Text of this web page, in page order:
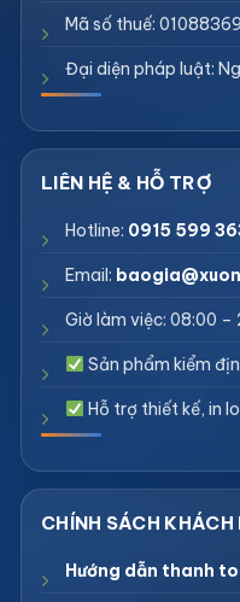
Mã số thuế:
Đại diện pháp luật:
Hotline: 0915 599
Email:
Giờ làm việc: 08:00
Sản phẩm kiểm
Hỗ trợ thiết kế, in
Hướng dẫn thanh